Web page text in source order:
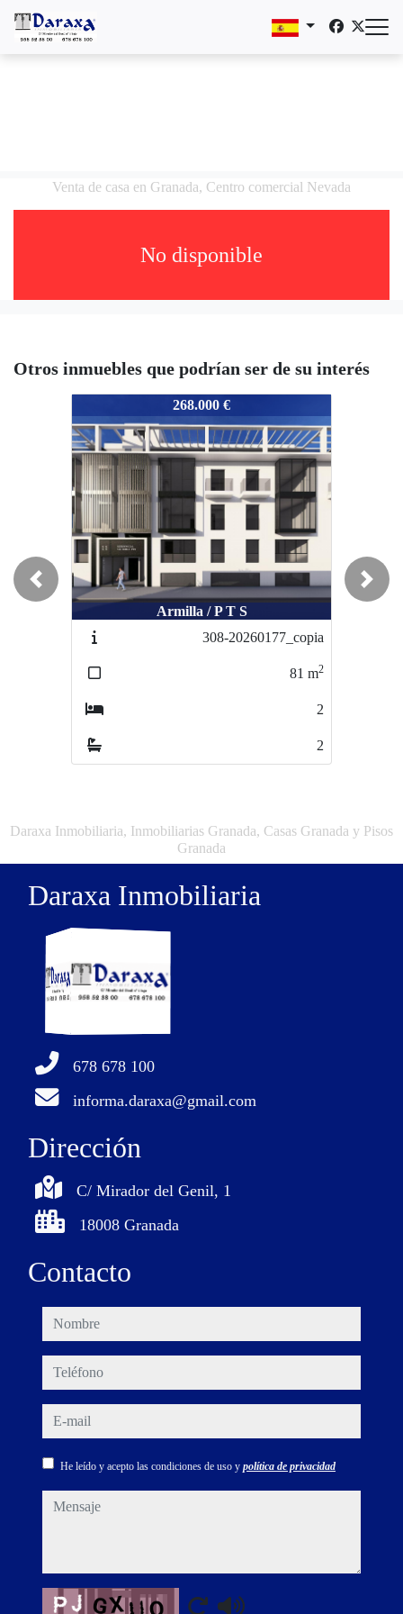
Venta de casa en Granada, Centro comercial Nevada
No disponible
Otros inmuebles que podrían ser de su interés
297-20250367268.000 €
Armilla / P T S
308-20260177_copia
81 m2
2
2
Previous Next
Daraxa Inmobiliaria, Inmobiliarias Granada, Casas Granada y Pisos
Granada
Daraxa Inmobiliaria
678 678 100
informa.daraxa@gmail.com
Dirección
C/ Mirador del Genil, 1
18008 Granada
Contacto
nombre
teléfono
e-mail
He leído y acepto las condiciones de uso y política de privacidad
mensaje
Captcha